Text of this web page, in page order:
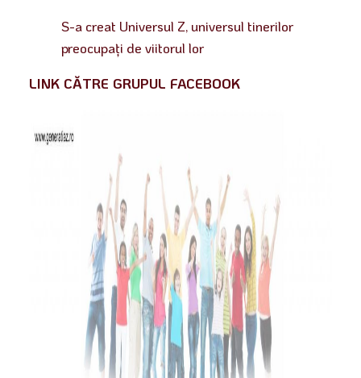
S-a creat Universul Z, universul tinerilor
preocupaţi de viitorul lor
LINK CĂTRE GRUPUL FACEBOOK